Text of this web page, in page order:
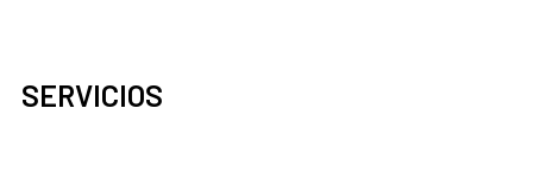
SERVICIOS